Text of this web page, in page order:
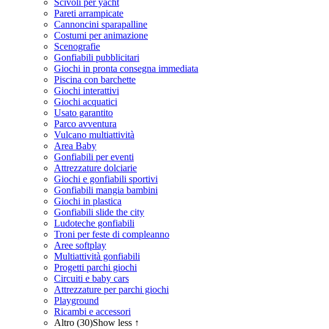
Scivoli per yacht
Pareti arrampicate
Cannoncini sparapalline
Costumi per animazione
Scenografie
Gonfiabili pubblicitari
Giochi in pronta consegna immediata
Piscina con barchette
Giochi interattivi
Giochi acquatici
Usato garantito
Parco avventura
Vulcano multiattività
Area Baby
Gonfiabili per eventi
Attrezzature dolciarie
Giochi e gonfiabili sportivi
Gonfiabili mangia bambini
Giochi in plastica
Gonfiabili slide the city
Ludoteche gonfiabili
Troni per feste di compleanno
Aree softplay
Multiattività gonfiabili
Progetti parchi giochi
Circuiti e baby cars
Attrezzature per parchi giochi
Playground
Ricambi e accessori
Altro (30)Show less ↑